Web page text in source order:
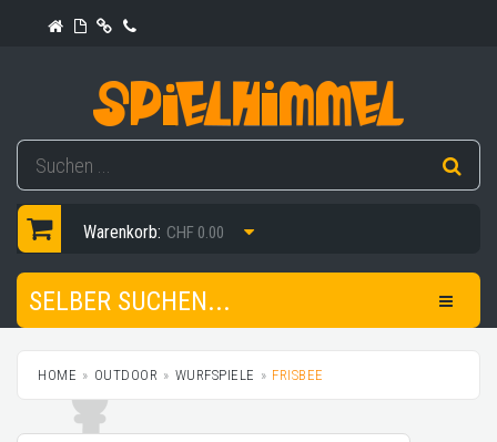
Warenkorb: CHF 0.00
SELBER SUCHEN...
HOME OUTDOOR WURFSPIELE FRISBEE